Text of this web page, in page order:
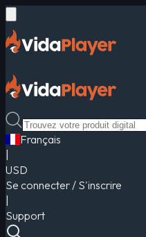
Français
USD
Se connecter / S'inscrire
Support